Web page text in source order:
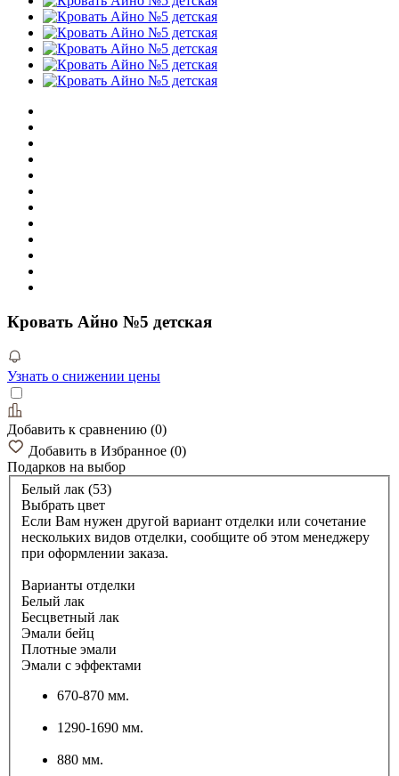
Кровать Айно №5 детская
Узнать о снижении цены
Добавить к сравнению (0)
Добавить в Избранное (0)
Подарков на выбор
Белый лак (53)
Выбрать цвет
Если Вам нужен другой вариант отделки или сочетание
нескольких видов отделки, сообщите об этом менеджеру
при оформлении заказа.
Варианты отделки
Белый лак
Бесцветный лак
Эмали бейц
Плотные эмали
Эмали с эффектами
670-870 мм.
1290-1690 мм.
880 мм.